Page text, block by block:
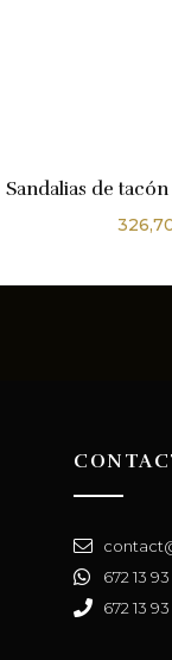
Sandalias de
672 13 93
672 13 93